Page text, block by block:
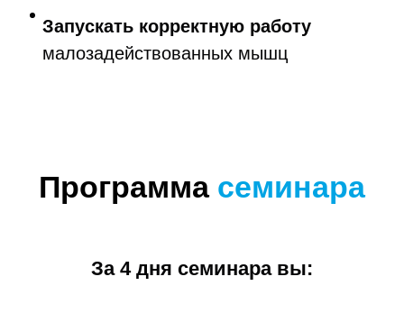
Запускать корректную работу
малозадействованных мышц
Программа семинара
За 4 дня семинара вы: